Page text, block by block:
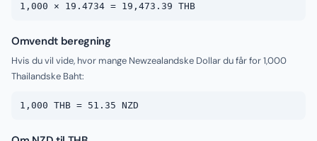
1,000 × 19.4734 = 19,473.39 THB
Omvendt beregning
Hvis du vil vide, hvor mange Newzealandske Dollar du får for 1,000
Thailandske Baht:
1,000 THB = 51.35 NZD